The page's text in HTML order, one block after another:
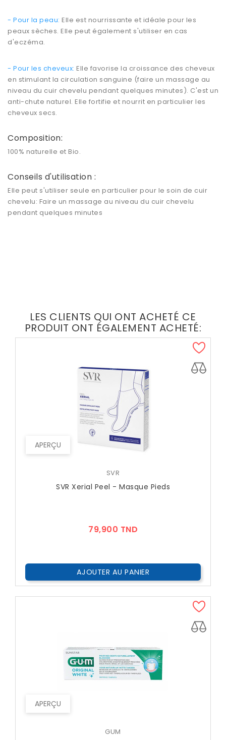
- Pour la peau: Elle est nourrissante et idéale pour les
peaux sèches. Elle peut également s'utiliser en cas
d'eczéma.
- Pour les cheveux: Elle favorise la croissance des cheveux
en stimulant la circulation sanguine (faire un massage au
niveau du cuir chevelu pendant quelques minutes). C'est un
anti-chute naturel. Elle fortifie et nourrit en particulier les
cheveux secs.
Composition:
100% naturelle et Bio.
Conseils d'utilisation :
Elle peut s'utiliser seule en particulier pour le soin de cuir
chevelu: Faire un massage au niveau du cuir chevelu
pendant quelques minutes
LES CLIENTS QUI ONT ACHETÉ CE
PRODUIT ONT ÉGALEMENT ACHETÉ:
APERÇU
SVR
SVR Xerial Peel - Masque Pieds
79,900 TND
AJOUTER AU PANIER
APERÇU
GUM